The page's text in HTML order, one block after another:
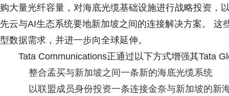
购大量光纤容量，对海底光缆基础设施进行战略投资，
先云与AI生态系统要地新加坡之间的连接解决方案。
型数据需求，并进一步向全球延伸。
Tata Communications正通过以下方式增强其Tata
整合孟买与新加坡之间一条新的海底光缆系统
以联盟成员身份投资一条连接金奈与新加坡的新